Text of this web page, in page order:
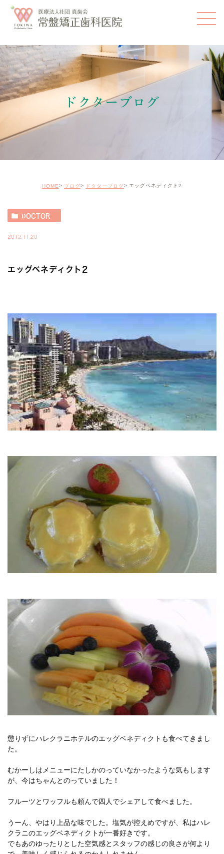
ドクターブログ
HOME ブログ ドクターブログ エッグベネディクト2
DOCTOR
2012.11.20
エッグベネディクト2
懲りずにハレクラニホテルのエッグベネディクトも食べてきまし
た。
むかーしはメニューにたしかのっていなかったような気もします
が、今はちゃんとのっていました！
フルーツとワッフルも頼んで四人でシェアして食べました。
うーん、やはり上品な味でした。塩気が控えめですが、私はハレ
クラニのエッグベネディクトが一番好きです。
でもあのゆったりとした空気感とスタッフの感じの良さが何より